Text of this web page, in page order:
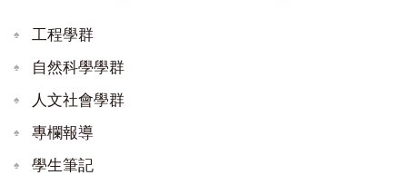
工程學群
自然科學學群
人文社會學群
專欄報導
學生筆記